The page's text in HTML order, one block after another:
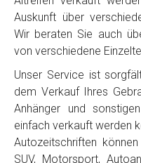
Auskunft über
Wir beraten Sie auch
von verschiedene
Unser Service ist
dem Verkauf Ihres
Anhänger und
einfach verkauft werden
Autozeitschriften
SUV, Motorsport,